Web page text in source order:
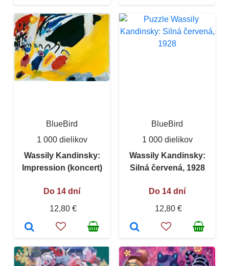
BlueBird
1 000 dielikov
Wassily Kandinsky:
Impression (koncert)
Do 14 dní
12,80 €
BlueBird
1 000 dielikov
Wassily Kandinsky:
Silná červená, 1928
Do 14 dní
12,80 €